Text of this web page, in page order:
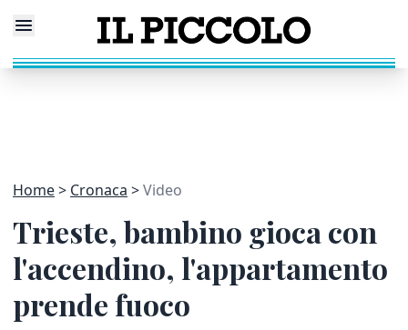
Home Cronaca Video
Trieste, bambino gioca con
l'accendino, l'appartamento
prende fuoco